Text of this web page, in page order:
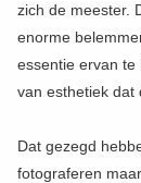
zich de meester.
enorme
essentie ervan te
van esthetiek dat
Dat gezegd
fotograferen